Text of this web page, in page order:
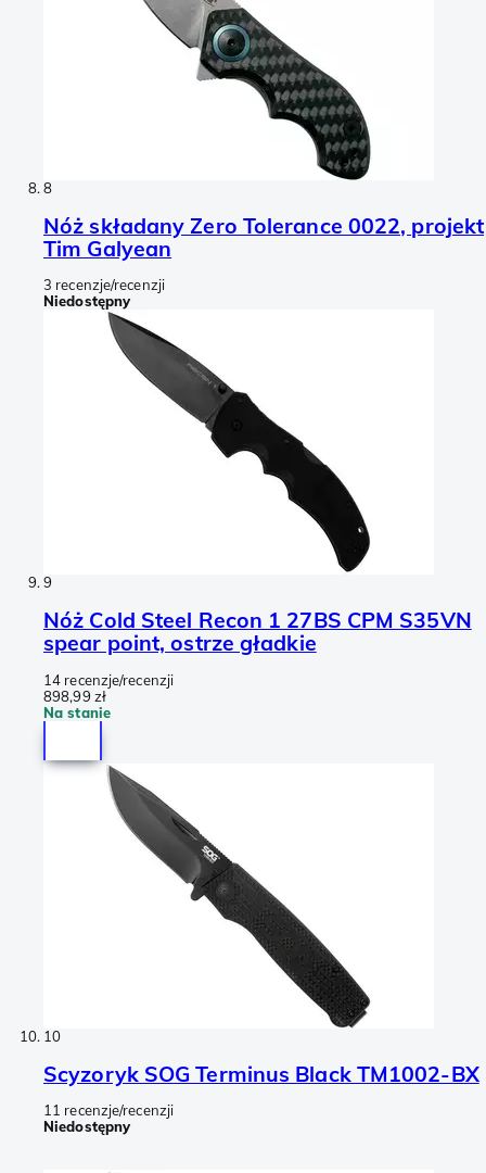
8
Nóż składany Zero Tolerance 0022, projekt
Tim Galyean
3 recenzje/recenzji
Niedostępny
9
Nóż Cold Steel Recon 1 27BS CPM S35VN
spear point, ostrze gładkie
14 recenzje/recenzji
898,99 zł
Na stanie
10
Scyzoryk SOG Terminus Black TM1002-BX
11 recenzje/recenzji
Niedostępny